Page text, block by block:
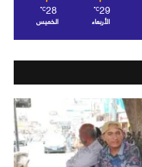
29
℃
الأربعاء
28
℃
الخميس